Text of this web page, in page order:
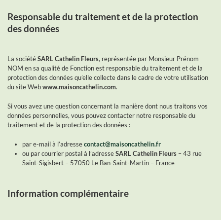
Responsable du traitement et de la protection
des données
La sociétéSARL Cathelin Fleurs, représentée par Monsieur Prénom
NOM en sa qualité de Fonction est responsable du traitement et de la
protection des données qu’elle collecte dans le cadre de votre utilisation
du site Webwww.maisoncathelin.com.
Si vous avez une question concernant la manière dont nous traitons vos
données personnelles, vous pouvez contacter notre responsable du
traitement et de la protection des données :
par e-mail à l’adressecontact@maisoncathelin.fr
ou par courrier postal à l’adresseSARL Cathelin Fleurs – 43 rue
Saint-Sigisbert – 57050 Le Ban-Saint-Martin – France
Information complémentaire